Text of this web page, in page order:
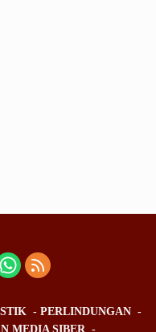
PERLINDUNGAN
MEDIA SIBER